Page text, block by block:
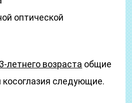
оптической
летнего возраста общие
следующие.